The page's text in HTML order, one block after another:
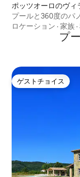
ポッツオーロのヴィ
プールと360度のパ
ームハウス
ロケーション · 家族 ·
プ
ゲストチョイス
ゲストチョイス